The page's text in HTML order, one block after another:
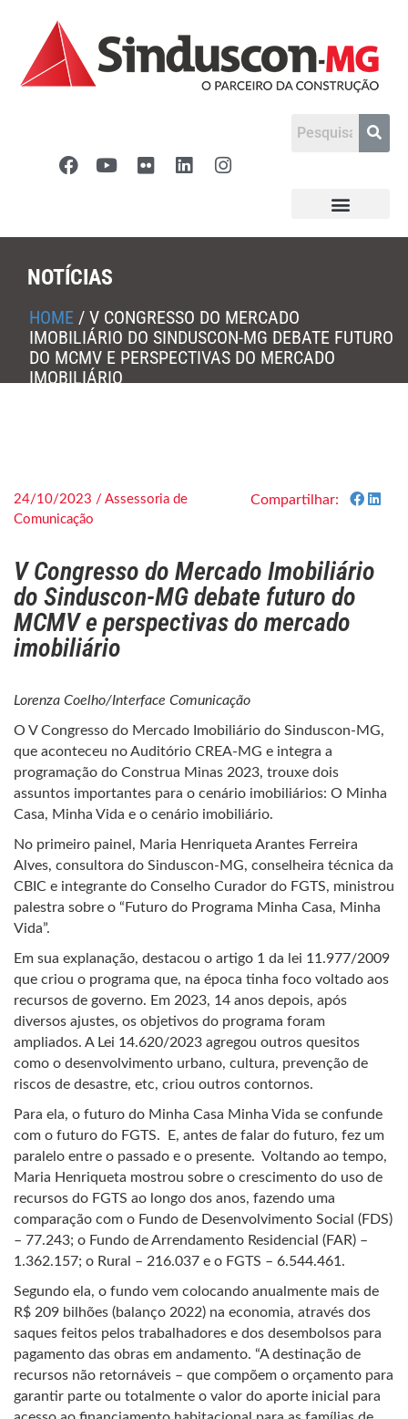
NOTÍCIAS
HOME / V CONGRESSO DO MERCADO
IMOBILIÁRIO DO SINDUSCON-MG DEBATE FUTURO
DO MCMV E PERSPECTIVAS DO MERCADO
IMOBILIÁRIO
24/10/2023 / Assessoria de
Comunicação
Compartilhar:
V Congresso do Mercado Imobiliário
do Sinduscon-MG debate futuro do
MCMV e perspectivas do mercado
imobiliário
Lorenza Coelho/Interface Comunicação
O V Congresso do Mercado Imobiliário do Sinduscon-MG,
que aconteceu no Auditório CREA-MG e integra a
programação do Construa Minas 2023, trouxe dois
assuntos importantes para o cenário imobiliários: O Minha
Casa, Minha Vida e o cenário imobiliário.
No primeiro painel, Maria Henriqueta Arantes Ferreira
Alves, consultora do Sinduscon-MG, conselheira técnica da
CBIC e integrante do Conselho Curador do FGTS, ministrou
palestra sobre o “Futuro do Programa Minha Casa, Minha
Vida”.
Em sua explanação, destacou o artigo 1 da lei 11.977/2009
que criou o programa que, na época tinha foco voltado aos
recursos de governo. Em 2023, 14 anos depois, após
diversos ajustes, os objetivos do programa foram
ampliados. A Lei 14.620/2023 agregou outros quesitos
como o desenvolvimento urbano, cultura, prevenção de
riscos de desastre, etc, criou outros contornos.
Para ela, o futuro do Minha Casa Minha Vida se confunde
com o futuro do FGTS. E, antes de falar do futuro, fez um
paralelo entre o passado e o presente. Voltando ao tempo,
Maria Henriqueta mostrou sobre o crescimento do uso de
recursos do FGTS ao longo dos anos, fazendo uma
comparação com o Fundo de Desenvolvimento Social (FDS)
– 77.243; o Fundo de Arrendamento Residencial (FAR) –
1.362.157; o Rural – 216.037 e o FGTS – 6.544.461.
Segundo ela, o fundo vem colocando anualmente mais de
R$ 209 bilhões (balanço 2022) na economia, através dos
saques feitos pelos trabalhadores e dos desembolsos para
pagamento das obras em andamento. “A destinação de
recursos não retornáveis – que compõem o orçamento para
garantir parte ou totalmente o valor do aporte inicial para